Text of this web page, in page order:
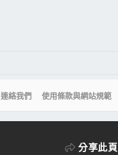
連絡我們 使用條款與網站規範
分享此頁